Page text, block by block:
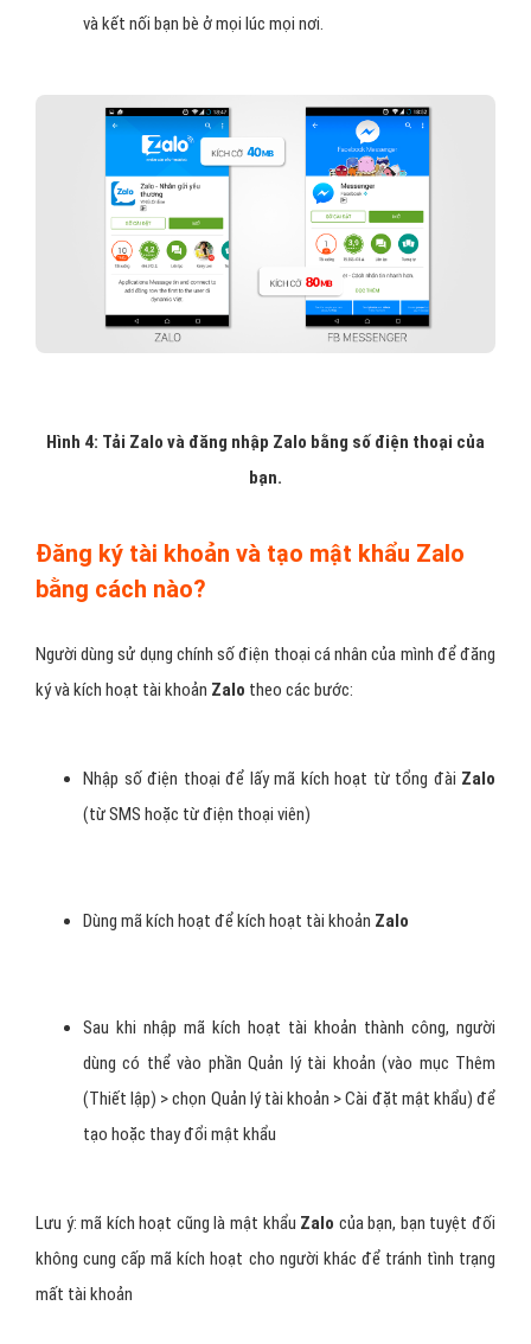
và kết nối bạn bè ở mọi lúc mọi nơi.
Hình 4: Tải Zalo và đăng nhập Zalo bằng số điện thoại của
bạn.
Đăng ký tài khoản và tạo mật khẩu Zalo
bằng cách nào?
Người dùng sử dụng chính số điện thoại cá nhân của mình để đăng
ký và kích hoạt tài khoản Zalo theo các bước:
Nhập số điện thoại để lấy mã kích hoạt từ tổng đài Zalo
(từ SMS hoặc từ điện thoại viên)
Dùng mã kích hoạt để kích hoạt tài khoản Zalo
Sau khi nhập mã kích hoạt tài khoản thành công, người
dùng có thể vào phần Quản lý tài khoản (vào mục Thêm
(Thiết lập) > chọn Quản lý tài khoản > Cài đặt mật khẩu) để
tạo hoặc thay đổi mật khẩu
Lưu ý: mã kích hoạt cũng là mật khẩu Zalo của bạn, bạn tuyệt đối
không cung cấp mã kích hoạt cho người khác để tránh tình trạng
mất tài khoản